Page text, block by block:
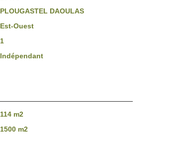
PLOUGASTEL DAOULAS
Est-Ouest
1
Indépendant
114 m2
1500 m2